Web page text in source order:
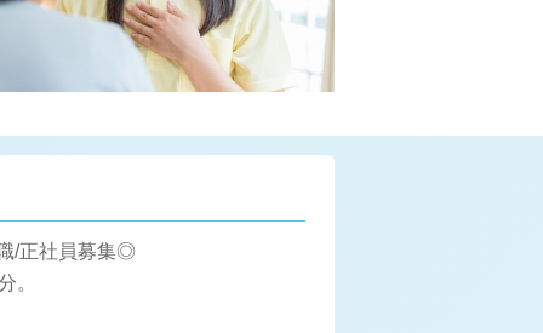
/正社員募集◎
。